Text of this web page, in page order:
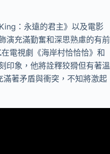
：永遠的君主》以及電影
演充滿勤奮和深思熟慮的有前
在電視劇《海岸村恰恰恰》和
印象，他將詮釋狡猾但有著溫
著矛盾與衝突，不知將激起